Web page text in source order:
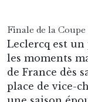
saisons pleines
demi-finale de
contre Bastia.
très bonne
place, mais il a
saison au profit